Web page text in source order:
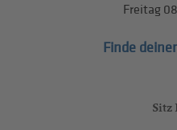
Freitag
Finde
Sitz